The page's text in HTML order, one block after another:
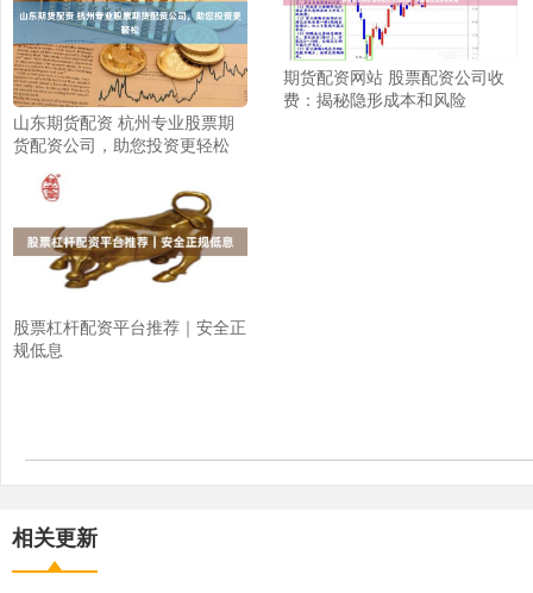
山东期货配资 杭州专业股票期
货配资公司，助您投资更轻松
期货配资网站 股票配资公司收
费：揭秘隐形成本和风险
股票杠杆配资平台推荐｜安全正
规低息
相关更新